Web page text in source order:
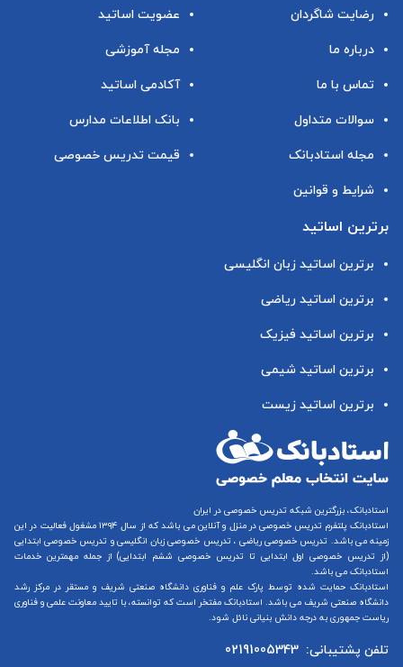
رضایت شاگردان
درباره ما
تماس با ما
سوالات متداول
مجله استادبانک
شرایط و قوانین
عضویت اساتید
مجله آموزشی
آکادمی اساتید
بانک اطلاعات مدارس
قیمت تدریس خصوصی
برترین اساتید
برترین اساتید زبان انگلیسی
برترین اساتید ریاضی
برترین اساتید فیزیک
برترین اساتید شیمی
برترین اساتید زیست
استادبانک، بزرگترین شبکه تدریس خصوصی در ایران
استادبانک پلتفرم تدریس خصوصی در منزل و آنلاین
می باشد که از سال ۱۳۹۴ مشغول فعالیت در این
زمینه می باشد. تدریس خصوصی ریاضی ، تدریس خصوصی زبان انگلیسیو تدریس خصوصی ابتدایی
(از تدریس خصوصی اول ابتدایی تا تدریس خصوصی ششم ابتدایی) از جمله مهمترین خدمات
استادبانک می باشد.
استادبانک حمایت شده توسط پارک علم و فناوری دانشگاه صنعتی شریف و مستقر در مرکز رشد
دانشگاه صنعتی شریف می باشد. استادبانک مفتخر است که توانسته، با تایید معاونت علمی و فناوری
ریاست جمهوری به درجه دانش بنیانی نائل شود.
تلفن پشتیبانی: 02191005343